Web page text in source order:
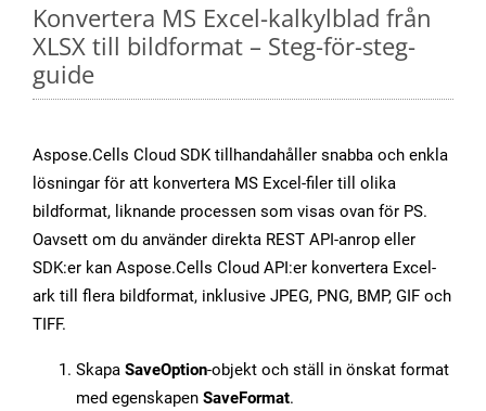
Konvertera MS Excel-kalkylblad från
XLSX till bildformat – Steg-för-steg-
guide
Aspose.Cells Cloud SDK tillhandahåller snabba och enkla
lösningar för att konvertera MS Excel-filer till olika
bildformat, liknande processen som visas ovan för PS.
Oavsett om du använder direkta REST API-anrop eller
SDK:er kan Aspose.Cells Cloud API:er konvertera Excel-
ark till flera bildformat, inklusive JPEG, PNG, BMP, GIF och
TIFF.
Skapa SaveOption-objekt och ställ in önskat format
med egenskapen SaveFormat.